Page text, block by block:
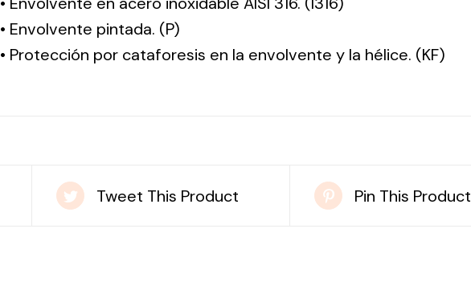
• Envolvente pintada. (P)
• Protección por cataforesis en la envolvente y la hélice. (KF)
Tweet This Product Pin This Product